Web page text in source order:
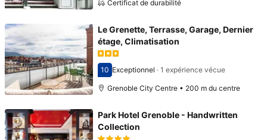
Certificat de durabilité
Le Grenette, Terrasse, Garage, Dernier
étage, Climatisation
Avec une note de 10
10 Exceptionnel · 1 expérience vécue
Grenoble City Centre • 200 m du centre
Park Hotel Grenoble - Handwritten
Collection